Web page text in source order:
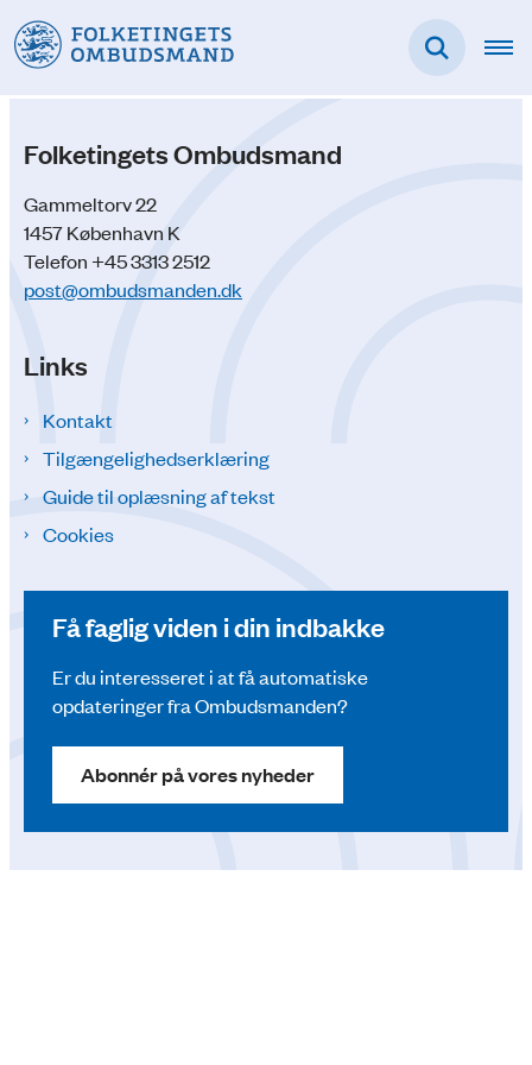
Folketingets Ombudsmand
Gammeltorv 22
1457 København K
Telefon +45 3313 2512
post@ombudsmanden.dk
Links
Kontakt
Tilgængelighedserklæring
Guide til oplæsning af tekst
Cookies
Få faglig viden i din indbakke
Er du interesseret i at få automatiske
opdateringer fra Ombudsmanden?
Abonnér på vores nyheder